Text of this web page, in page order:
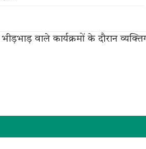
वाले कार्यक्रमों के दौरान